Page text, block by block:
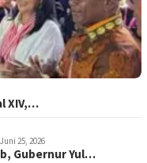
XIV,…
Juni 25, 2026
Gubernur Yul…